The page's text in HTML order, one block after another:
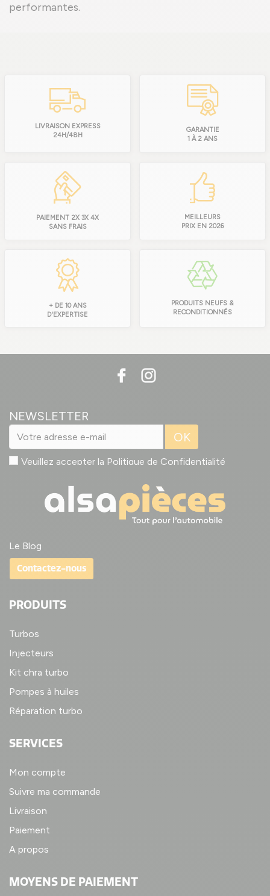
performantes.
LIVRAISON EXPRESS
24H/48H
GARANTIE
1 À 2 ANS
PAIEMENT 2X 3X 4X
SANS FRAIS
MEILLEURS
PRIX EN 2026
+ DE 10 ANS
D'EXPERTISE
PRODUITS NEUFS &
RECONDITIONNÉS
NEWSLETTER
OK
Veuillez accepter la Politique de Confidentialité
Le Blog
Contactez-nous
PRODUITS
Turbos
Injecteurs
Kit chra turbo
Pompes à huiles
Réparation turbo
SERVICES
Mon compte
Suivre ma commande
Livraison
Paiement
A propos
MOYENS DE PAIEMENT